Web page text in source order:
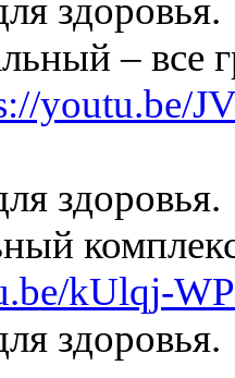
здоровья.
– все
youtu.be/
здоровья.
kUlqj-
здоровья.